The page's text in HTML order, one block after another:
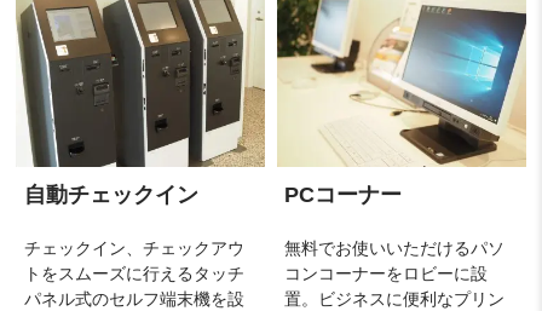
自動チェックイン
チェックイン、チェックアウ
トをスムーズに行えるタッチ
パネル式のセルフ端末機を設
PCコーナー
無料でお使いいただけるパソ
コンコーナーをロビーに設
置。ビジネスに便利なプリン